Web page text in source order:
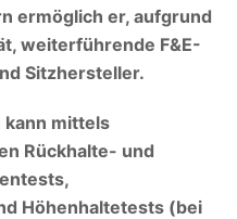
ermöglich er, aufgrund
weiterführende F&E-
Sitzhersteller.
mittels
Rückhalte- und
Höhenhaltetests (bei